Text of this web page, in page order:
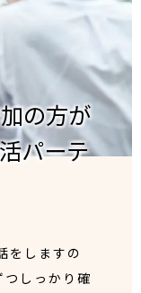
の方が
パーテ
をしますの
しっかり確